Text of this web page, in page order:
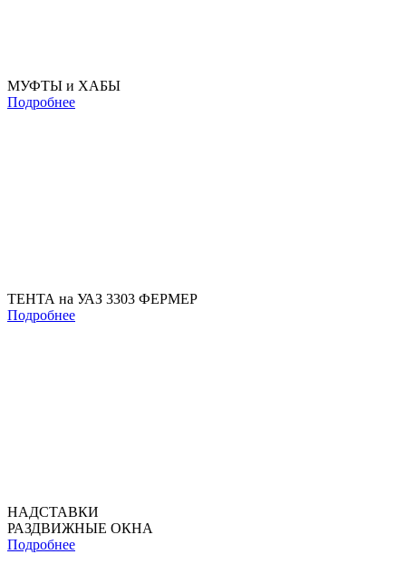
МУФТЫ и ХАБЫ
Подробнее
ТЕНТА на УАЗ 3303 ФЕРМЕР
Подробнее
НАДСТАВКИ
РАЗДВИЖНЫЕ ОКНА
Подробнее